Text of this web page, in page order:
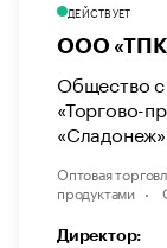
ДЕЙСТВУЕТ
ООО «ТПК
Общество с
«Торгово-
«Сладонеж»
Оптовая
продуктами
Директор: